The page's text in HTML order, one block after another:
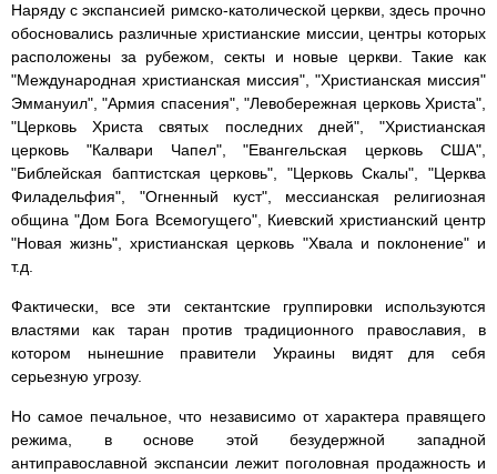
Наряду с экспансией римско-католической церкви, здесь прочно
обосновались различные христианские миссии, центры которых
расположены за рубежом, секты и новые церкви. Такие как
"Международная христианская миссия", "Христианская миссия"
Эммануил", "Армия спасения", "Левобережная церковь Христа",
"Церковь Христа святых последних дней", "Христианская
церковь "Калвари Чапел", "Евангельская церковь США",
"Библейская баптистская церковь", "Церковь Скалы", "Церква
Филадельфия", "Огненный куст", мессианская религиозная
община "Дом Бога Всемогущего", Киевский христианский центр
"Новая жизнь", христианская церковь "Хвала и поклонение" и
т.д.
Фактически, все эти сектантские группировки используются
властями как таран против традиционного православия, в
котором нынешние правители Украины видят для себя
серьезную угрозу.
Но самое печальное, что независимо от характера правящего
режима, в основе этой безудержной западной
антиправославной экспансии лежит поголовная продажность и